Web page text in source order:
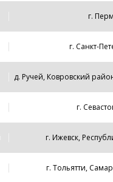
г.
г. Санкт-
д. Ручей, Ковровский
г.
г. Ижевск,
г. Тольятти,